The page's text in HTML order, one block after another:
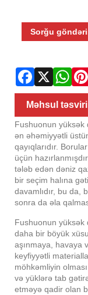
Sorğu
Məhsul təsviri
Fushuonun yüksək
ən əhəmiyyətli
qayıqlarıdır.
üçün
tələb edən dəniz
bir seçim halına
davamlıdır, bu da,
sonra da əla
Fushuonun yüksək
daha bir böyük
aşınmaya, havaya
keyfiyyətli
möhkəmliyin
və yüklərə tab
etməyə qadir olan